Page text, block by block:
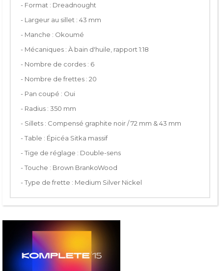
- Format : Dreadnought
- Largeur au sillet : 43 mm
- Manche : Okoumé
- Mécaniques : À bain d'huile, rapport 1:18
- Nombre de cordes : 6
- Nombre de frettes : 20
- Pan coupé : Oui
- Radius : 350 mm
- Sillets : Compensé graphite noir / 72 mm & 43 mm
- Table : Épicéa Sitka massif
- Tige de réglage : Double-sens
- Touche : Brown BrankoWood
- Type de frette : Medium Silver Nickel